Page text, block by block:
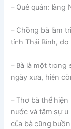
– Quê quán: làng
– Chồng bà làm
tỉnh Thái Bình, do
– Bà là một trong
ngày xưa, hiện
– Thơ bà thể
nước và tâm sự u
của bà cũng